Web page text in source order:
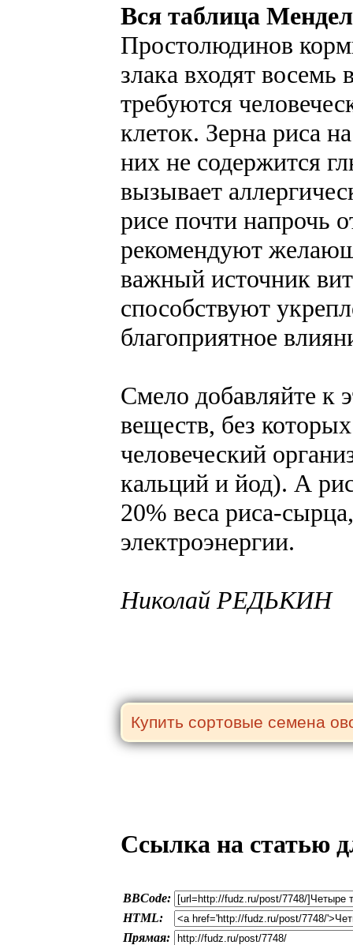
Вся таблица
Простолюдинов
злака входят
требуются
клеток. Зерна риса
них не содержится
вызывает
рисе почти напрочь
рекомендуют
важный источник
способствуют
благоприятное
Смело добавляйте к
веществ, без
человеческий
кальций и йод). А
20% веса риса-
электроэнергии.
Николай РЕДЬКИН
Ссылка на статью
BBCode:
HTML:
Прямая: